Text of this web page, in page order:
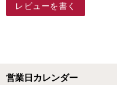
レビューを書く
営業日カレンダー